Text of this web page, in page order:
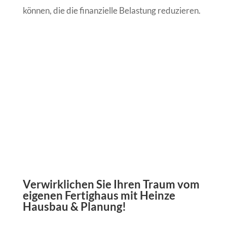
können, die die finanzielle Belastung reduzieren.
Verwirklichen Sie Ihren Traum vom
eigenen Fertighaus mit Heinze
Hausbau & Planung!